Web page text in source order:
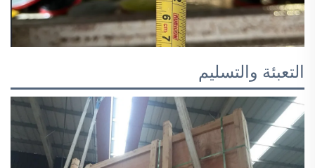
التعبئة والتسليم